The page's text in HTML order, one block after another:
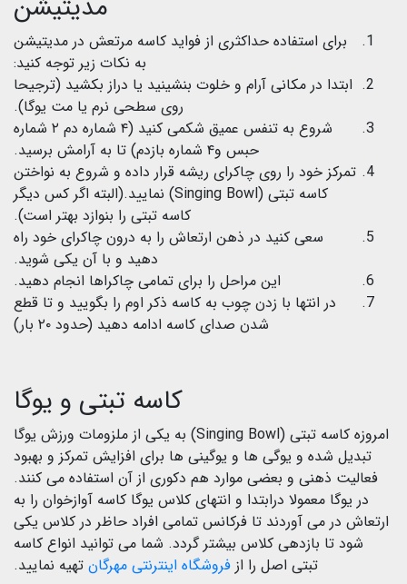
مدیتیشن
برای استفاده حداکثری از فواید کاسه مرتعش در مدیتیشن
به نکات زیر توجه کنید:
ابتدا در مکانی آرام و خلوت بنشینید یا دراز بکشید (ترجیحا
روی سطحی نرم یا مت یوگا).
شروع به تنفس عمیق شکمی کنید (۴ شماره دم ۲ شماره
حبس و۴ شماره بازدم) تا به آرامش برسید.
تمرکز خود را روی چاکرای ریشه قرار داده و شروع به نواختن
کاسه تبتی (Singing Bowl) نمایید.(البته اگر کس دیگر
کاسه تبتی را بنوازد بهتر است).
سعی کنید در ذهن ارتعاش را به درون چاکرای خود راه
دهید و با آن یکی شوید.
این مراحل را برای تمامی چاکراها انجام دهید.
در انتها با زدن چوب به کاسه ذکر اوم را بگویید و تا قطع
شدن صدای کاسه ادامه دهید (حدود ۲۰ بار)
کاسه تبتی و یوگا
امروزه کاسه تبتی (Singing Bowl) به یکی از ملزومات ورزش یوگا
تبدیل شده و یوگی ها و یوگینی ها برای افزایش تمرکز و بهبود
فعالیت ذهنی و بعضی موارد هم دکوری از آن استفاده می کنند.
در یوگا معمولا درابتدا و انتهای کلاس یوگا کاسه آوازخوان را به
ارتعاش در می آوردند تا فرکانس تمامی افراد حاظر در کلاس یکی
شود تا بازدهی کلاس بیشتر گردد. شما می توانید انواع کاسه
تبتی اصل را از فروشگاه اینترنتی مهرگان تهیه نمایید.